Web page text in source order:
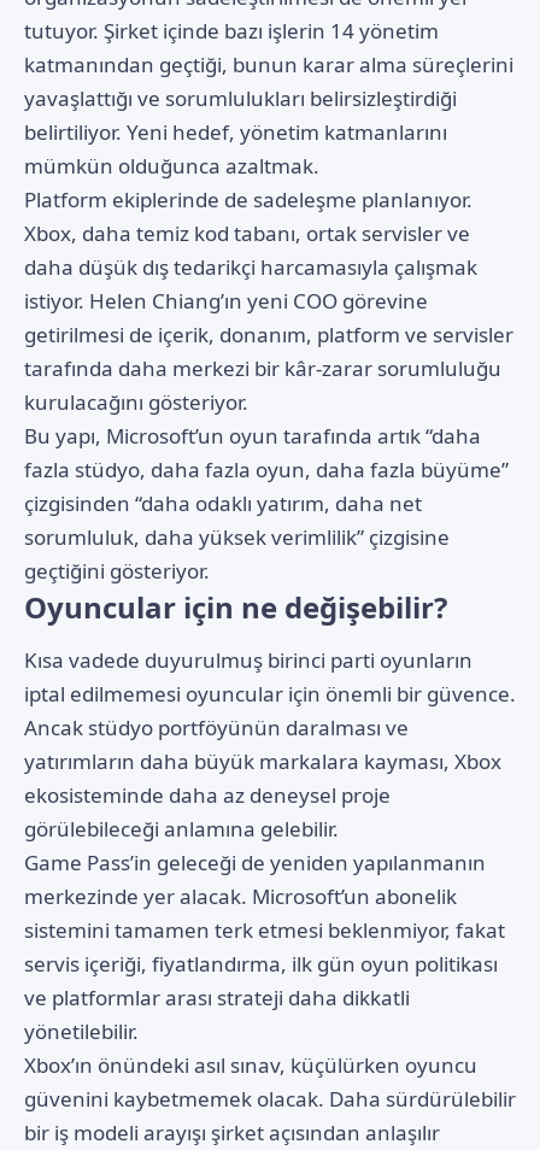
tutuyor. Şirket içinde bazı işlerin 14 yönetim
katmanından geçtiği, bunun karar alma süreçlerini
yavaşlattığı ve sorumlulukları belirsizleştirdiği
belirtiliyor. Yeni hedef, yönetim katmanlarını
mümkün olduğunca azaltmak.
Platform ekiplerinde de sadeleşme planlanıyor.
Xbox, daha temiz kod tabanı, ortak servisler ve
daha düşük dış tedarikçi harcamasıyla çalışmak
istiyor. Helen Chiang’ın yeni COO görevine
getirilmesi de içerik, donanım, platform ve servisler
tarafında daha merkezi bir kâr-zarar sorumluluğu
kurulacağını gösteriyor.
Bu yapı, Microsoft’un oyun tarafında artık “daha
fazla stüdyo, daha fazla oyun, daha fazla büyüme”
çizgisinden “daha odaklı yatırım, daha net
sorumluluk, daha yüksek verimlilik” çizgisine
geçtiğini gösteriyor.
Oyuncular için ne değişebilir?
Kısa vadede duyurulmuş birinci parti oyunların
iptal edilmemesi oyuncular için önemli bir güvence.
Ancak stüdyo portföyünün daralması ve
yatırımların daha büyük markalara kayması, Xbox
ekosisteminde daha az deneysel proje
görülebileceği anlamına gelebilir.
Game Pass’in geleceği de yeniden yapılanmanın
merkezinde yer alacak. Microsoft’un abonelik
sistemini tamamen terk etmesi beklenmiyor, fakat
servis içeriği, fiyatlandırma, ilk gün oyun politikası
ve platformlar arası strateji daha dikkatli
yönetilebilir.
Xbox’ın önündeki asıl sınav, küçülürken oyuncu
güvenini kaybetmemek olacak. Daha sürdürülebilir
bir iş modeli arayışı şirket açısından anlaşılır